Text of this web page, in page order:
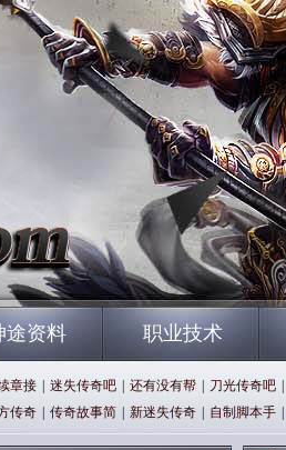
途资料 职业技术
章接 迷失传奇吧 还有没有帮 刀光传奇吧
传奇 传奇故事简 新迷失传奇 自制脚本手